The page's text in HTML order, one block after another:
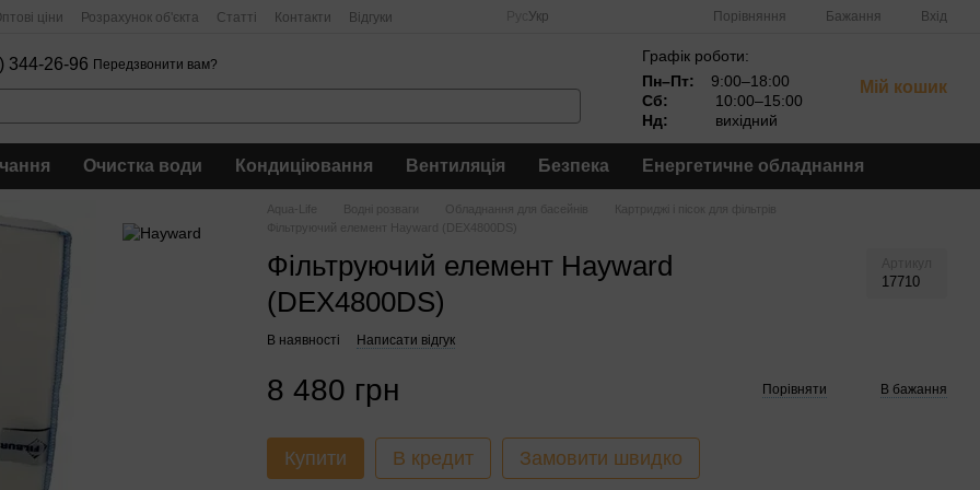
ціни Розрахунок об'єкта Статті Контакти Відгуки Укр Порівняння Бажання Вхід
344-26-96 Передзвонити вам?
Графік роботи:
Пн–Пт:
9:00–18:00
Сб:
10:00–15:00
Нд:
вихідний
Мій кошик
Очистка води Кондиціювання Вентиляція Безпека Енергетичне обладнання
Aqua-Life Водні розваги Обладнання для басейнів
Картриджі і пісок для фільтрів
Фільтруючий елемент Hayward (DEX4800DS)
Фільтруючий елемент Hayward
(DEX4800DS)
17710
В наявності Написати відгук
8 480 грн Порівняти В бажання
Купити В кредит Замовити швидко